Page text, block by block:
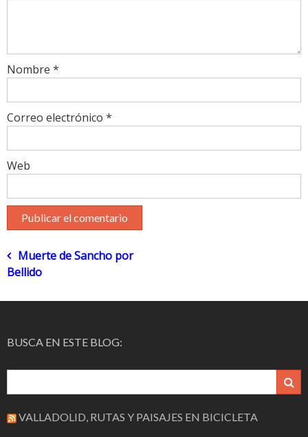
Nombre *
Correo electrónico *
Web
Navegación
Muerte de Sancho por
Bellido
BUSCA EN ESTE BLOG:
VALLADOLID, RUTAS Y PAISAJES EN BICICLETA